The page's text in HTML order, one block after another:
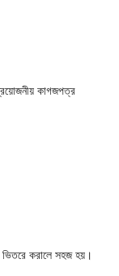
কাগজপত্র
করালে সহজ হয়।